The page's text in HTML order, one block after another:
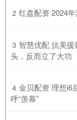
2 红盘配资 2024
3 智慧优配 抗美
头，反而立了大功
4 金贝配资 理想i6
呼“羡慕”